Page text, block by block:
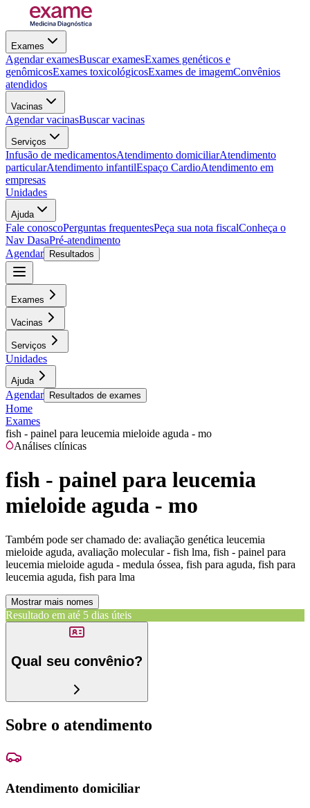
Exames
Agendar examesBuscar examesExames genéticos e
genômicosExames toxicológicosExames de imagemConvênios
atendidos
Vacinas
Agendar vacinasBuscar vacinas
Serviços
Infusão de medicamentosAtendimento domiciliarAtendimento
particularAtendimento infantilEspaço CardioAtendimento em
empresas
Unidades
Ajuda
Fale conoscoPerguntas frequentesPeça sua nota fiscalConheça o
Nav DasaPré-atendimento
Agendar
Resultados
Exames
Vacinas
Serviços
Unidades
Ajuda
Agendar Resultados de exames
Home
Exames
fish - painel para leucemia mieloide aguda - mo
Análises clínicas
fish - painel para leucemia
mieloide aguda - mo
Também pode ser chamado de: avaliação genética leucemia
mieloide aguda, avaliação molecular - fish lma, fish - painel para
leucemia mieloide aguda - medula óssea, fish para aguda, fish para
leucemia aguda, fish para lma
Mostrar mais nomes
Resultado em até 5 dias úteis
Qual seu convênio?
Sobre o atendimento
Atendimento domiciliar